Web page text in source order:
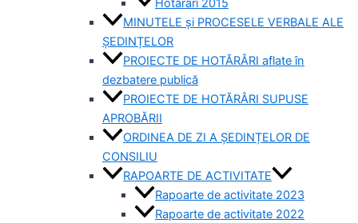
MINUTELE și PROCESELE VERBALE ALE
ȘEDINȚELOR
PROIECTE DE HOTĂRÂRI aflate în
dezbatere publică
PROIECTE DE HOTĂRÂRI SUPUSE
APROBĂRII
ORDINEA DE ZI A ȘEDINȚELOR DE
CONSILIU
RAPOARTE DE ACTIVITATE
Rapoarte de activitate 2023
Rapoarte de activitate 2022